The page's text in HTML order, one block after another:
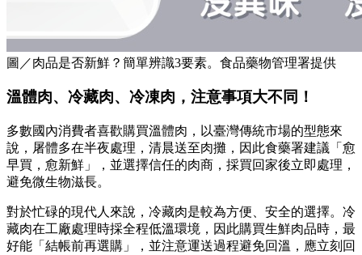
圖／肉品是否新鮮？簡單辨識3要素。食品藥物管理署提供
溫體肉、冷藏肉、冷凍肉，注意事項大不同！
多數國內消費者喜歡購買溫體肉，以臺灣傳統市場的型態來
說，屠體多在半夜處理，清晨送至肉攤，因此食藥署建議「愈
早買，愈新鮮」，並選擇信任的肉商，採買回家後立即處理，
避免微生物滋長。
對於忙碌的現代人來說，冷藏肉是較為方便、安全的選擇。冷
藏肉在工廠處理時採全程低溫環境，因此購買生鮮肉品時，最
好能「結帳前再選購」，並注意運送過程避免回溫，應立刻回